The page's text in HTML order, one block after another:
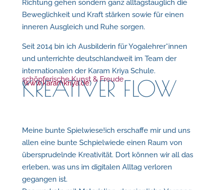
Richtung gehen sondern ganz alltagstauglich die
Beweglichkeit und Kraft stärken sowie für einen
inneren Ausgleich und Ruhe sorgen.
Seit 2014 bin ich Ausbilderin für Yogalehrer*innen
und unterrichte deutschlandweit im Team der
internationalen der Karam Kriya Schule.
(www.karamkriya.de)
KREATIVER FLOW
schöpferische Kunst & Freude
Meine bunte Spielwiese!ich erschaffe mir und uns
allen eine bunte Schpielwiede einen Raum von
übersprudelnde Kreativität. Dort können wir all das
erleben, was uns im digitalen Alltag verloren
gegangen ist.